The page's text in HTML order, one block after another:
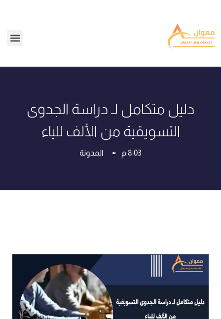
دليل متكامل لـ دراسة الجدوى
التسويقية من الألف للياء
8:03 م المدونة